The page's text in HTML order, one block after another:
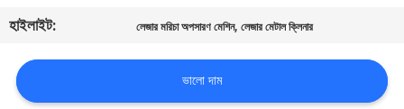
যোগাযোগ
করুন
হাইলাইট:
লেজার মরিচা অপসারণ মেশিন,লেজার মেটাল ক্লিনার
ভালো দাম